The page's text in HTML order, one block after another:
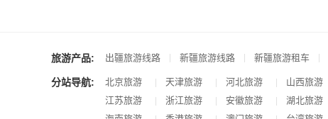
旅游产品: 出疆旅游线路 | 新疆旅游线路 | 新疆旅游租车 |
分站导航: 北京旅游 | 天津旅游 | 河北旅游 | 山西旅游
江苏旅游 | 浙江旅游 | 安徽旅游 | 湖北旅游